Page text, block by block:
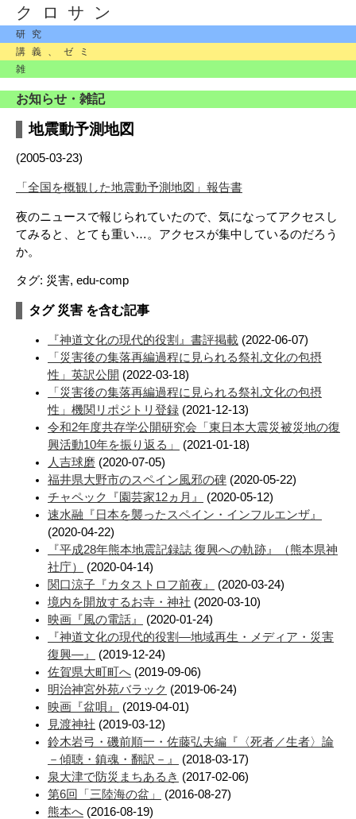
クロサン
研究
講義、ゼミ
雑
お知らせ・雑記
地震動予測地図
(2005-03-23)
「全国を概観した地震動予測地図」報告書
夜のニュースで報じられていたので、気になってアクセスし
てみると、とても重い…。アクセスが集中しているのだろう
か。
タグ: 災害, edu-comp
タグ 災害 を含む記事
『神道文化の現代的役割』書評掲載 (2022-06-07)
「災害後の集落再編過程に見られる祭礼文化の包摂
性」英訳公開 (2022-03-18)
「災害後の集落再編過程に見られる祭礼文化の包摂
性」機関リポジトリ登録 (2021-12-13)
令和2年度共存学公開研究会「東日本大震災被災地の復
興活動10年を振り返る」
(2021-01-18)
人吉球磨 (2020-07-05)
福井県大野市のスペイン風邪の碑 (2020-05-22)
チャペック『園芸家12ヵ月』
(2020-05-12)
速水融『日本を襲ったスペイン・インフルエンザ』
(2020-04-22)
『平成28年熊本地震記録誌 復興への軌跡』（熊本県神
社庁）
(2020-04-14)
関口涼子『カタストロフ前夜』
(2020-03-24)
境内を開放するお寺・神社 (2020-03-10)
映画『風の電話』
(2020-01-24)
『神道文化の現代的役割―地域再生・メディア・災害
復興―』
(2019-12-24)
佐賀県大町町へ (2019-09-06)
明治神宮外苑バラック (2019-06-24)
映画『盆唄』
(2019-04-01)
見渡神社 (2019-03-12)
鈴木岩弓・磯前順一・佐藤弘夫編『〈死者／生者〉論
－傾聴・鎮魂・翻訳－』
(2018-03-17)
泉大津で防災まちあるき (2017-02-06)
第6回「三陸海の盆」
(2016-08-27)
熊本へ (2016-08-19)